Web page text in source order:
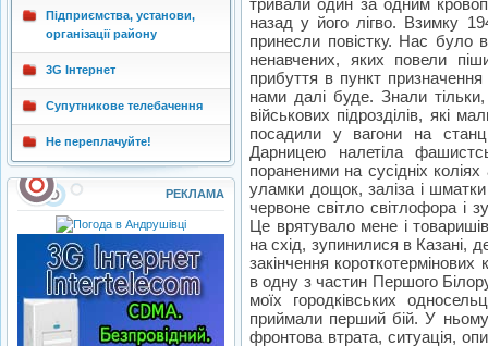
Підприємства, установи,
організації району
3G Інтернет
Супутникове телебачення
Не переплачуйте!
РЕКЛАМА
тривали один за одним
назад у його лігво. Взимку
принесли повістку. Нас було
ненавчених, яких повели
прибуття в пункт
нами далі буде. Знали
військових підрозділів, які
посадили у вагони на
Дарницею налетіла
пораненими на сусідніх
уламки дощок, заліза і
червоне світло світлофора і
Це врятувало мене і
на схід, зупинилися в Казані,
закінчення
в одну з частин Першого
моїх городківських
приймали перший бій. У
фронтова втрата, ситуація,